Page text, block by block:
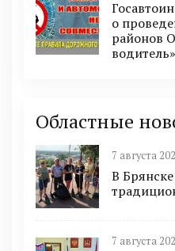
о
районов
водитель»
Областные
7 августа
В
7 августа